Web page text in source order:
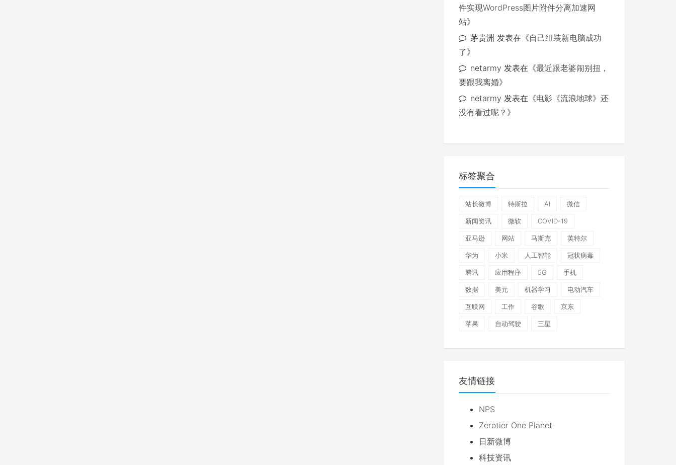
件实现WordPress图片附件分离加速网
站》
茅贵洲 发表在《自己组装新电脑成功
了》
netarmy 发表在《最近跟老婆闹别扭，
要跟我离婚》
netarmy 发表在《电影《流浪地球》还
没有看过呢？ 》
标签聚合
站长微博 特斯拉 AI 微信
新闻资讯 微软 COVID-19
亚马逊 网站 马斯克 英特尔
华为 小米 人工智能 冠状病毒
腾讯 应用程序 5G 手机
数据 美元 机器学习 电动汽车
互联网 工作 谷歌 京东
苹果 自动驾驶 三星
友情链接
NPS
Zerotier One Planet
日新微博
科技资讯